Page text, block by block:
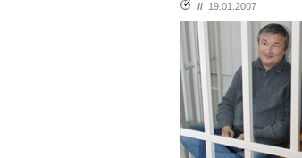
// 19.01.2007